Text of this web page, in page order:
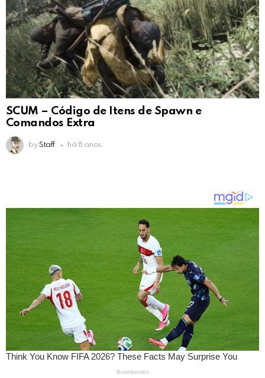
SCUM – Código de Itens de Spawn e
Comandos Extra
by Staff há 8 anos